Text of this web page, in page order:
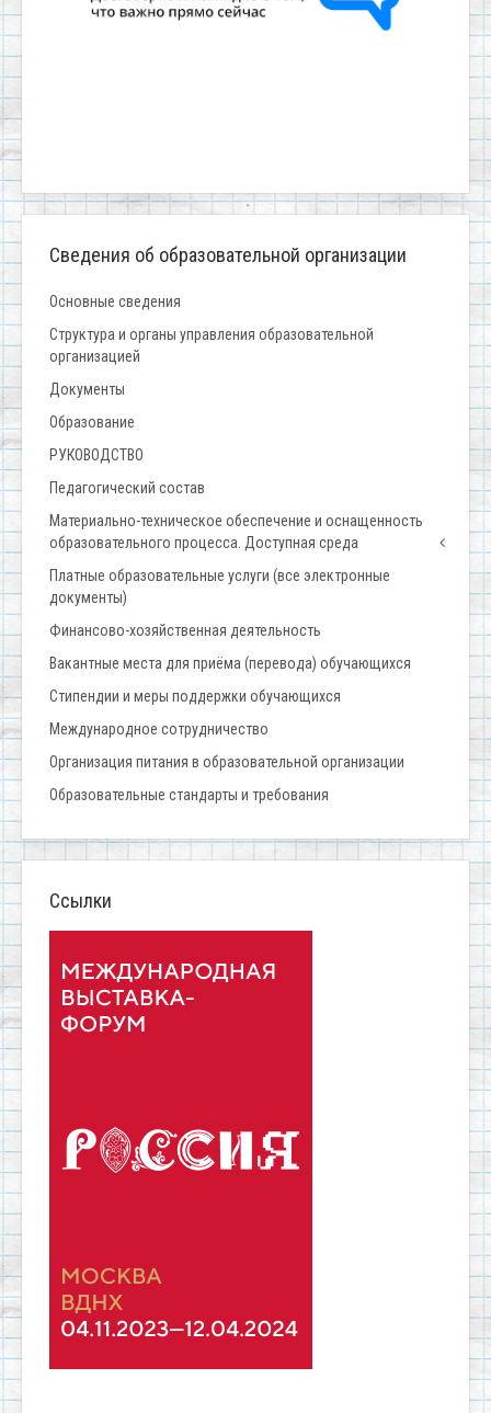
Сведения об образовательной организации
Основные сведения
Структура и органы управления образовательной
организацией
Документы
Образование
РУКОВОДСТВО
Педагогический состав
Материально-техническое обеспечение и оснащенность
образовательного процесса. Доступная среда
Платные образовательные услуги (все электронные
документы)
Финансово-хозяйственная деятельность
Вакантные места для приёма (перевода) обучающихся
Стипендии и меры поддержки обучающихся
Международное сотрудничество
Организация питания в образовательной организации
Образовательные стандарты и требования
Ссылки